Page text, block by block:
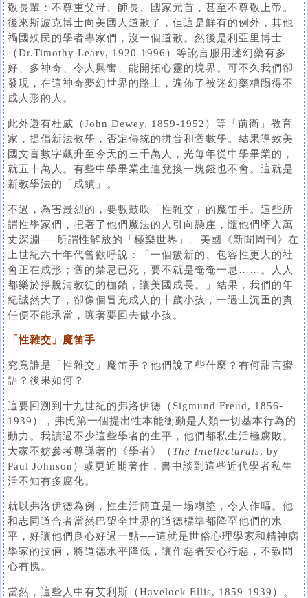
敬長輩：不尊重父母、師長、國家元首，甚至不尊敬上帝。
後來斯波克博士向美國人道歉了，但這是鮮有的例外，其他
禍國殃民的學者專家們，沒一個道歉。然後是利亞里博士
（Dr.Timothy Leary, 1920-1996）等訛言服用迷幻藥有多
好、多神奇、令人興奮、能開拓心靈的境界。可不久我們卻
發現，在這神奇夢幻世界的路上，遍佈了被迷幻藥糟蹋得不
成人形的人。
此外還有杜威（John Dewey, 1859-1952）等「前衛」教育
家，提倡新法教學，否定傳統的拼音和舊數學。結果導致美
國文盲數字飆升至今天的三千萬人，光每年從中學畢業的，
就五十萬人。有些中學畢業生連兌換一塊錢也不會。這就是
新教學法的「成績」。
不過，為害最烈的，要數鼓吹「性雜交」的魔笛手。這些所
謂性學家們，把著了他們魔法的人引向懸崖，隨他們墜入萬
丈深淵──所謂性解放的「極樂世界」。美國《新聞周刊》在
上世紀六十年代曾歡呼說：「一個簇新的、包容性更大的社
會正在成形；舊的禁忌已死，要不就是奄奄一息……。人人
都樂於掙脫清教徒的枷鎖，讓美國成長。」結果，我們的年
紀誠然大了，卻像個冒充成人的十歲小孩，一遇上沉重的責
任便不能承當，嚷著要回去做小孩。
「性雜交」魔笛手
究竟誰是「性雜交」魔笛手？他們說了些什麼？有何甜言蜜
語？後果如何？
這要回溯到十九世紀的弗洛伊德（Sigmund Freud, 1856-
1939），弗氏第一個提出性本能衝動是人類一切基本行為的
動力。我讀過不少這些學者的生平，他們都私生活極腐敗。
大家不妨參考尊遜著的《學者》（ The Intellecturals, by
Paul Johnson）或更近期著作，書中談到這些近代學者私生
活不知有多腐化。
就以弗洛伊德為例，性生活簡直是一塌糊塗，令人作嘔。他
和志同道合者當然巴望全世界的道德標準都降至他們的水
平，好讓他們良心好過一點──這就是世俗心理學家和精神病
學家的技倆，將道德水平降低，讓作惡者安心行惡，不致問
心有愧。
當然，這些人中有艾利斯（Havelock Ellis, 1859-1939）。